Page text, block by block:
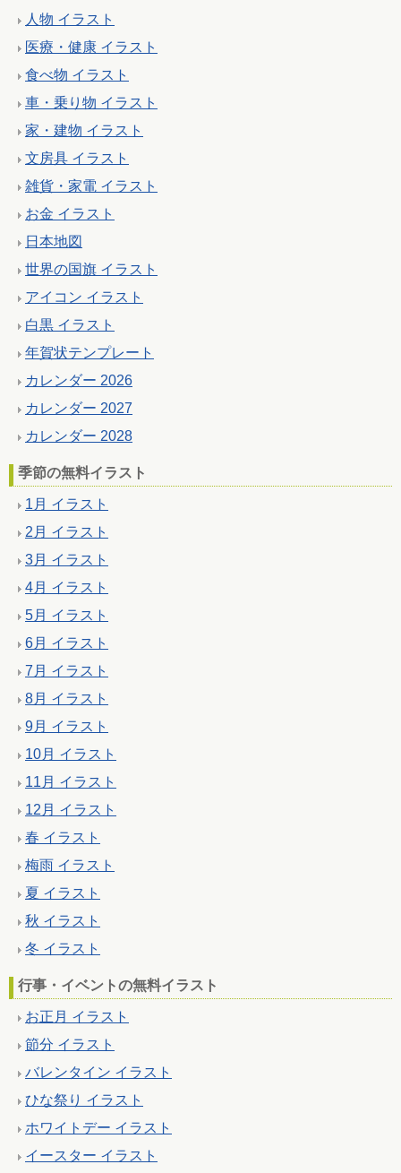
人物 イラスト
医療・健康 イラスト
食べ物 イラスト
車・乗り物 イラスト
家・建物 イラスト
文房具 イラスト
雑貨・家電 イラスト
お金 イラスト
日本地図
世界の国旗 イラスト
アイコン イラスト
白黒 イラスト
年賀状テンプレート
カレンダー 2026
カレンダー 2027
カレンダー 2028
季節の無料イラスト
1月 イラスト
2月 イラスト
3月 イラスト
4月 イラスト
5月 イラスト
6月 イラスト
7月 イラスト
8月 イラスト
9月 イラスト
10月 イラスト
11月 イラスト
12月 イラスト
春 イラスト
梅雨 イラスト
夏 イラスト
秋 イラスト
冬 イラスト
行事・イベントの無料イラスト
お正月 イラスト
節分 イラスト
バレンタイン イラスト
ひな祭り イラスト
ホワイトデー イラスト
イースター イラスト